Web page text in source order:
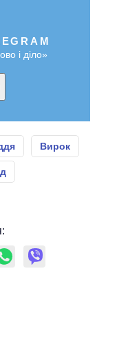
і діло»
Вирок